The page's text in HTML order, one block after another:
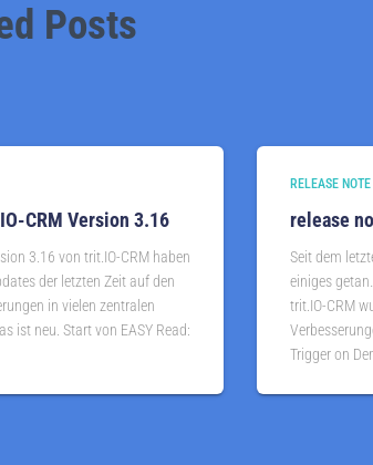
Posts
CRM Version 3.16
3.16 von trit.IO-CRM haben
der letzten Zeit auf den
in vielen zentralen
ist neu. Start von EASY Read:
RELEASE NOTE
release
Seit dem
einiges
trit.IO-CRM
Trigger on